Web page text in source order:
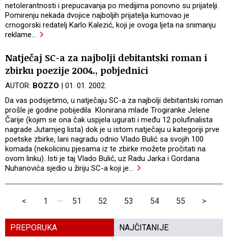
netolerantnosti i prepucavanja po medijima ponovno su prijatelji.
Pomirenju nekada dvojice najboljih prijatelja kumovao je
crnogorski redatelj Karlo Kalezić, koji je ovoga ljeta na snimanju
reklame…
Natječaj SC-a za najbolji debitantski roman i
zbirku poezije 2004., pobjednici
AUTOR: BOZZO | 01. 01. 2002.
Da vas podsjetimo, u natječaju SC-a za najbolji debitantski roman
prošle je godine pobijedila Klonirana mlade Trogiranke Jelene
Čarije (kojim se ona čak uspjela ugurati i među 12 polufinalista
nagrade Jutarnjeg lista) dok je u istom natječaju u kategoriji prve
poetske zbirke, lani nagradu odnio Vlado Bulić sa svojih 100
komada (nekolicinu pjesama iz te zbirke možete pročitati na
ovom linku). Isti je taj Vlado Bulić, uz Radu Jarka i Gordana
Nuhanovića sjedio u žiriju SC-a koji je…
< 1 … 51 52 53 54 55 >
PREPORUKA NAJČITANIJE